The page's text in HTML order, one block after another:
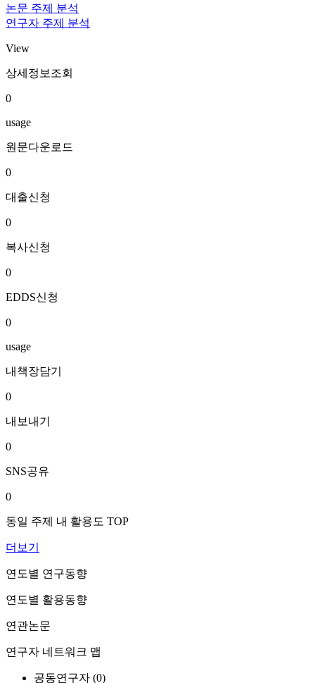
논문 주제 분석
연구자 주제 분석
View
상세정보조회
0
usage
원문다운로드
0
대출신청
0
복사신청
0
EDDS신청
0
usage
내책장담기
0
내보내기
0
SNS공유
0
동일 주제 내 활용도 TOP
더보기
연도별 연구동향
연도별 활용동향
연관논문
연구자 네트워크 맵
공동연구자 (0)